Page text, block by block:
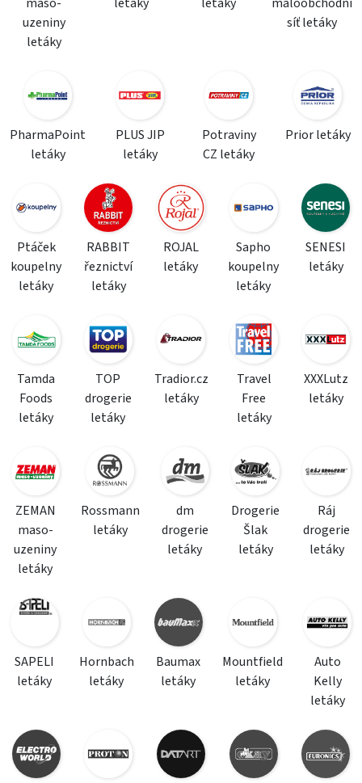
uzeniny
letáky
síť letáky
PharmaPoint
letáky
PLUS JIP
letáky
Potraviny
CZ letáky
Prior letáky
Ptáček
koupelny
letáky
RABBIT
řeznictví
letáky
ROJAL
letáky
Sapho
koupelny
letáky
SENESI
letáky
Tamda
Foods
letáky
TOP
drogerie
letáky
Tradior.cz
letáky
Travel
Free
letáky
XXXLutz
letáky
ZEMAN
maso-
uzeniny
letáky
Rossmann
letáky
dm
drogerie
letáky
Drogerie
Šlak
letáky
Ráj
drogerie
letáky
SAPELI
letáky
Hornbach
letáky
Baumax
letáky
Mountfield
letáky
Auto
Kelly
letáky